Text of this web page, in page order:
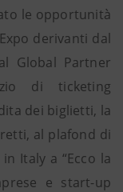
le opportunità
derivanti dal
Global Partner
di ticketing
dei biglietti, la
al plafond di
Italy a “Ecco la
e start-up